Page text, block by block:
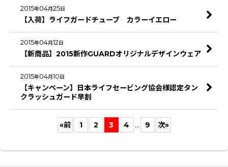
2015年04月25日
【入荷】ライフガードチューブ カラーイエロー
2015年04月12日
【新商品】2015新作GUARDオリジナルデザインウェア
2015年04月10 日
【キャンペーン】日本ライフセービング協会様認定タン
クラッシュガード早割
«前 1 2 3 4 ... 9 次»